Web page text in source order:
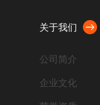
关于我们
公司简介
企业文化